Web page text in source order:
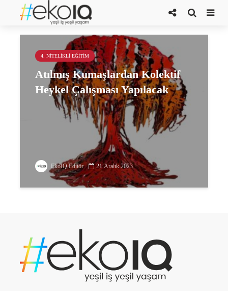
eco art lab
4. NITELIKLI EĞITIM
Atılmış Kumaşlardan Kolektif
Heykel Çalışması Yapılacak
EkoIQ Editör 21 Aralık 2023